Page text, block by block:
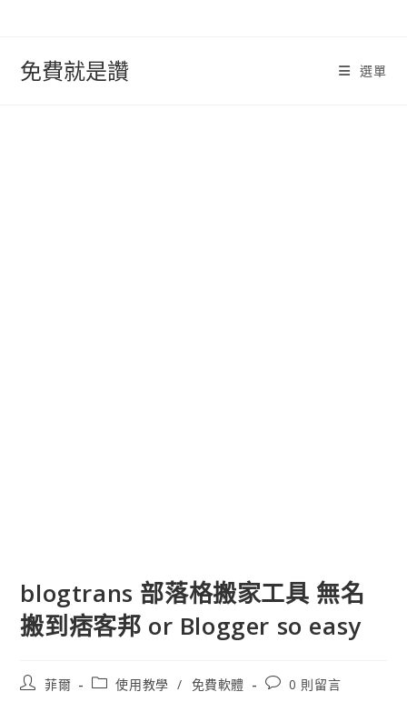
免費就是讚 選單
blogtrans 部落格搬家工具 無名
搬到痞客邦 or Blogger so easy
文
菲爾
文
使用教學 / 免費軟體
文
0 則留言